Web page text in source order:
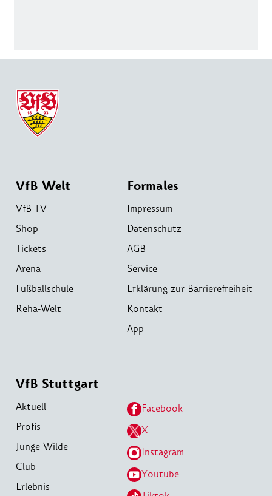
VfB Welt
VfB TV
Shop
Tickets
Arena
Fußballschule
Reha-Welt
Formales
Impressum
Datenschutz
AGB
Service
Erklärung zur Barrierefreiheit
Kontakt
App
VfB Stuttgart
Aktuell
Profis
Junge Wilde
Club
Erlebnis
Facebook
X
Instagram
Youtube